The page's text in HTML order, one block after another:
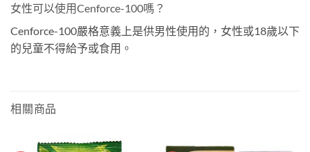
女性可以使用Cenforce-100嗎？
Cenforce-100嚴格意義上是供男性使用的，女性或18歲以下
的兒童不得給予或食用。
相關商品